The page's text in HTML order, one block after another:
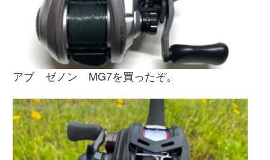
アブ ゼノン MG7を買ったぞ。